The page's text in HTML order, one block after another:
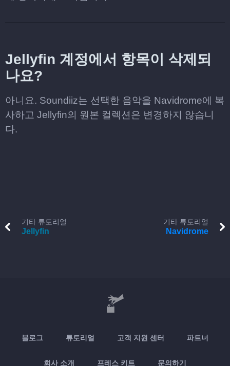
Jellyfin 계정에서 항목이 삭제되
나요?
아니요. Soundiiz는 선택한 음악을 Navidrome에 복
사하고 Jellyfin의 원본 컬렉션은 변경하지 않습니
다.
기타 튜토리얼
Jellyfin
기타 튜토리얼
Navidrome
블로그 튜토리얼 고객 지원 센터 파트너
회사 소개 프레스 키트 문의하기